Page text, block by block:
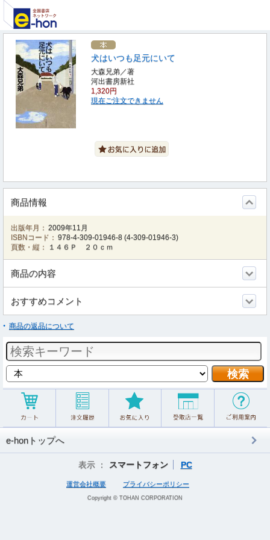
犬はいつも足元にいて
大森兄弟／著
河出書房新社
1,320円
現在ご注文できません
商品情報
出版年月： 2009年11月
ISBNコード： 978-4-309-01946-8 (4-309-01946-3)
頁数・縦：
１４６Ｐ ２０ｃｍ
商品の内容
おすすめコメント
商品の返品について
e-honトップへ
表示 ： スマートフォン PC
運営会社概要 プライバシーポリシー
Copyright © TOHAN CORPORATION